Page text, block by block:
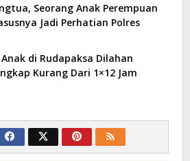
Seorang Anak Perempuan
Jadi Perhatian Polres
di Rudapaksa Dilahan
Kurang Dari 1×12 Jam